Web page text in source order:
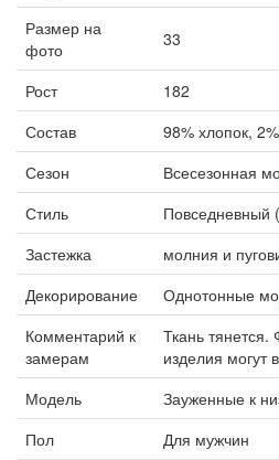
Размер на
фото
33
Рост
182
Состав
98% хлопок,
Сезон
Всесезонная
Стиль
Повседневный
Застежка
молния и
Декорирование
Однотонные
Комментарий к
замерам
Ткань тянется.
изделия могут
Модель
Зауженные к
Пол
Для мужчин